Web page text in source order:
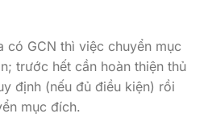
có GCN thì việc chuyển mục
trước hết cần hoàn thiện thủ
định (nếu đủ điều kiện) rồi
mục đích.